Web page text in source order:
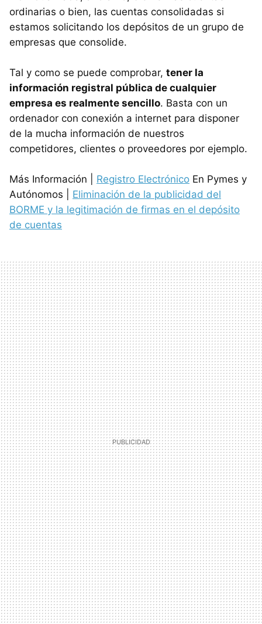
ordinarias o bien, las cuentas consolidadas si
estamos solicitando los depósitos de un grupo de
empresas que consolide.
Tal y como se puede comprobar, tener la
información registral pública de cualquier
empresa es realmente sencillo. Basta con un
ordenador con conexión a internet para disponer
de la mucha información de nuestros
competidores, clientes o proveedores por ejemplo.
Más Información | Registro Electrónico En Pymes y
Autónomos | Eliminación de la publicidad del
BORME y la legitimación de firmas en el depósito
de cuentas